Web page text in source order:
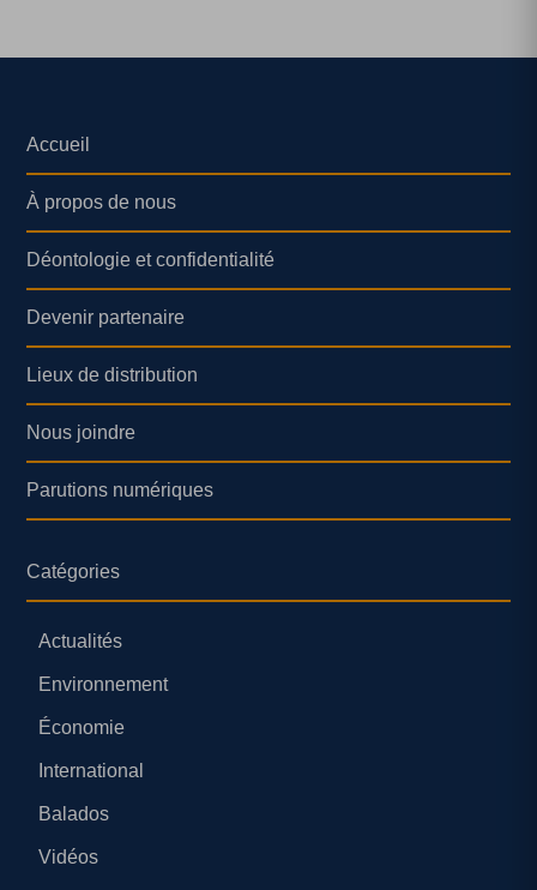
Accueil
À propos de nous
Déontologie et confidentialité
Devenir partenaire
Lieux de distribution
Nous joindre
Parutions numériques
Catégories
Actualités
Environnement
Économie
International
Balados
Vidéos